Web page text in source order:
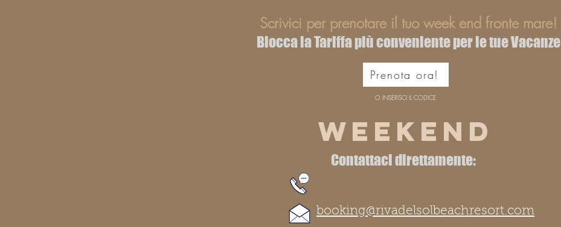
Scrivici per prenotare il tuo week end fronte mare!
Blocca la Tariffa più conveniente per le tue Vacanze
Prenota ora!
O INSERISCI IL CODICE
WEEKEND
Contattaci direttamente:
booking@rivadelsolbeachresort.com